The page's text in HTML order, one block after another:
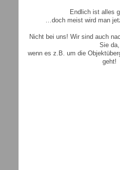
Endlich ist alles
…doch meist wird man
Nicht bei uns! Wir sind auch
Sie da,
wenn es z.B. um die
geht!